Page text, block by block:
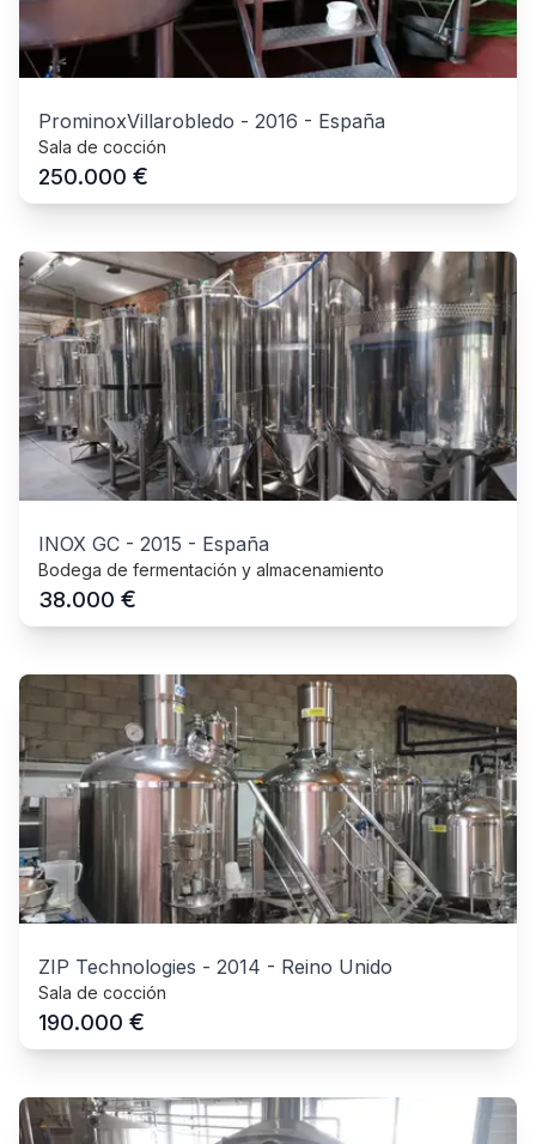
ProminoxVillarobledo - 2016 - España
Sala de cocción
250.000 €
INOX GC - 2015 - España
Bodega de fermentación y almacenamiento
38.000 €
ZIP Technologies - 2014 - Reino Unido
Sala de cocción
190.000 €